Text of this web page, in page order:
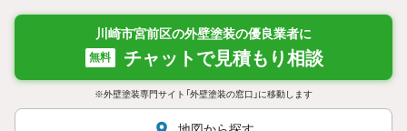
川崎市宮前区の外壁塗装の優良業者に
無料 チャットで見積もり相談
※外壁塗装専門サイト「外壁塗装の窓口」に移動します